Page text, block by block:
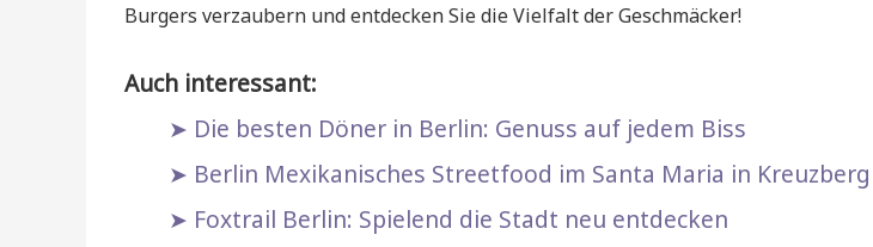
Burgers verzaubern und entdecken Sie die Vielfalt der Geschmäcker!
Auch interessant:
Die besten Döner in Berlin: Genuss auf jedem Biss
Berlin Mexikanisches Streetfood im Santa Maria in Kreuzberg
Foxtrail Berlin: Spielend die Stadt neu entdecken